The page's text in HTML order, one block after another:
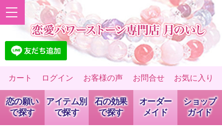
カート ログイン お客様の声 お問合せ お気に入り
恋の願い
で探す
アイテム別
で探す
石の効果
で探す
オーダー
メイド
ショップ
ガイド